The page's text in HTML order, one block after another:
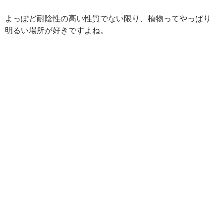
よっぽど耐陰性の高い性質でない限り、植物ってやっぱり
明るい場所が好きですよね。